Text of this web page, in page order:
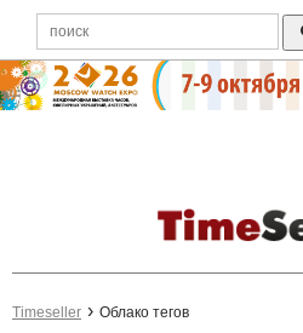
Timeseller Облако тегов